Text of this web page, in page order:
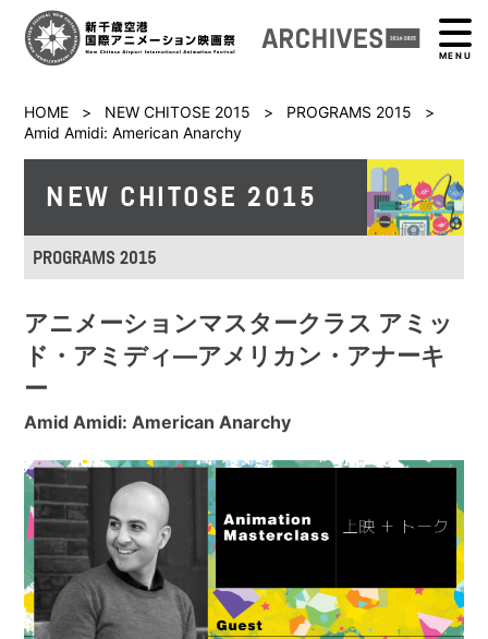
MENU
HOME > NEW CHITOSE 2015 > PROGRAMS 2015
>
Amid Amidi: American Anarchy
NEW CHITOSE 2015
PROGRAMS 2015
アニメーションマスタークラス アミッ
ド・アミディ―アメリカン・アナーキ
ー
Amid Amidi: American Anarchy